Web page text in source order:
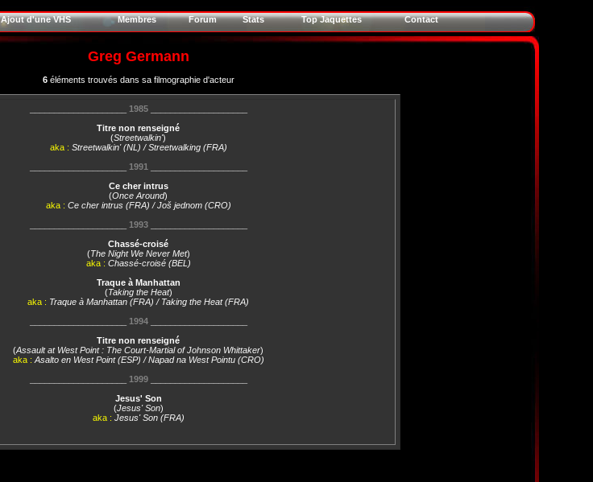
Ajout d'une VHS Membres Forum Stats Top Jaquettes Contact
Greg Germann
6éléments trouvés dans sa filmographie d'acteur
1985____________________
Titre non renseigné
(Streetwalkin')
aka : Streetwalkin' (NL) / Streetwalking (FRA)
1991
Ce cher intrus
(Once Around)
aka : Ce cher intrus (FRA) / Još jednom (CRO)
1993____________________
Chassé-croisé
(The Night We Never Met)
aka : Chassé-croisé (BEL)
Traque à Manhattan
(Taking the Heat)
aka : Traque à Manhattan (FRA) / Taking the Heat (FRA)
1994____________________
Titre non renseigné
(Assault at West Point : The Court-Martial of Johnson Whittaker)
aka : Asalto en West Point (ESP) / Napad na West Pointu (CRO)
1999____________________
Jesus' Son
(Jesus' Son)
aka : Jesus' Son (FRA)